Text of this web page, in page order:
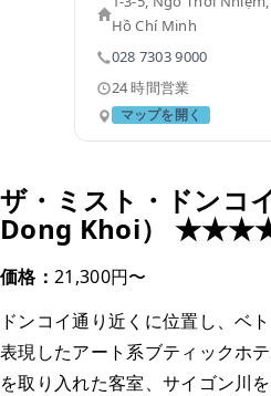
Hồ Chí Minh
028 7303 9000
24 時間営業
マップを開く
ザ・ミスト・ドンコ
Dong Khoi）
価格： 21,300円〜
ドンコイ通り近くに位置し、ベ
表現したアート系ブティックホ
を取り入れた客室、サイゴン川